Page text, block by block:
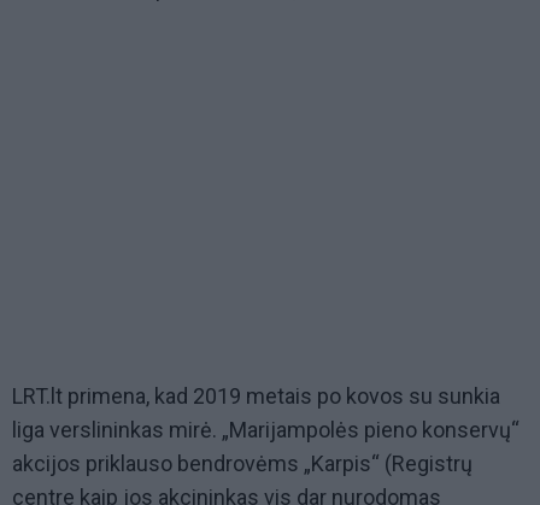
LRT.lt primena, kad 2019 metais po kovos su sunkia
liga verslininkas mirė. „Marijampolės pieno konservų“
akcijos priklauso bendrovėms „Karpis“ (Registrų
centre kaip jos akcininkas vis dar nurodomas